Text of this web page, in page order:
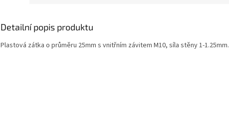
Detailní popis produktu
Plastová zátka o průměru 25mm s vnitřním závitem M10, síla stěny 1-1.25mm.